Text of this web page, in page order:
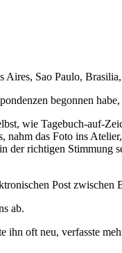
Aires, Sao Paulo,
begonnen
wie Tagebuch-auf-
das Foto ins
richtigen Stimmung
Post zwischen
ab.
oft neu, verfasste